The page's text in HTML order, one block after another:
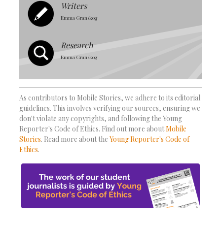
Writers
Emma Granskog
Research
Emma Granskog
As contributors to Mobile Stories, we adhere to its editorial
guidelines. This involves verifying our sources, ensuring we
don't violate any copyrights, and following the Young
Reporter's Code of Ethics. Find out more aboutMobile
Stories. Read more about the Young Reporter's Code of
Ethics.